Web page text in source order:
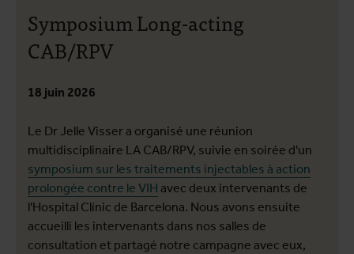
Symposium Long-acting
CAB/RPV
18 juin 2026
Le Dr Jelle Visser a organisé une réunion
multidisciplinaire LA CAB/RPV, suivie en soirée d'un
symposium sur les traitements injectables à action
prolongée contre le VIH avec deux intervenants de
l'Hospital Clínic de Barcelona. Nous avons ensuite
accueilli les intervenants dans nos salles de
consultation et partagé notre campagne avec eux,